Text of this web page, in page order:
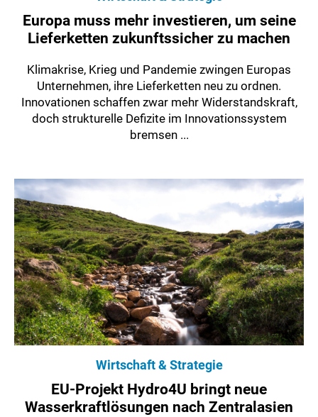
Europa muss mehr investieren, um seine
Lieferketten zukunftssicher zu machen
Klimakrise, Krieg und Pandemie zwingen Europas
Unternehmen, ihre Lieferketten neu zu ordnen.
Innovationen schaffen zwar mehr Widerstandskraft,
doch strukturelle Defizite im Innovationssystem
bremsen ...
Wirtschaft & Strategie
EU-Projekt Hydro4U bringt neue
Wasserkraftlösungen nach Zentralasien